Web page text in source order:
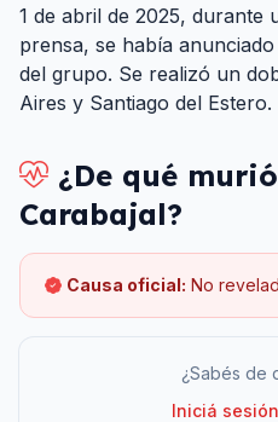
1 de abril de 2025, durante
prensa, se había
del grupo. Se realizó un
Aires y Santiago del Estero.
¿De qué murió
Carabajal?
Causa oficial: No
¿Sabés de
Iniciá